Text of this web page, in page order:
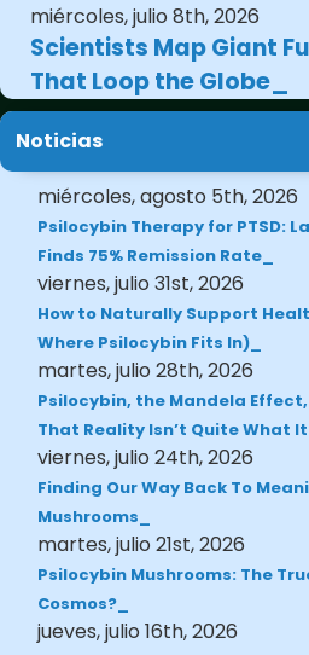
miércoles, julio 8th, 2026
Scientists Map Giant
That Loop the Globe
Noticias
miércoles, agosto 5th, 2026
Psilocybin Therapy for PTSD:
Finds 75% Remission Rate
viernes, julio 31st, 2026
How to Naturally Support
Where Psilocybin Fits In)
martes, julio 28th, 2026
Psilocybin, the Mandela
That Reality Isn’t Quite What
viernes, julio 24th, 2026
Finding Our Way Back To
Mushrooms
martes, julio 21st, 2026
Psilocybin Mushrooms: The
Cosmos?
jueves, julio 16th, 2026